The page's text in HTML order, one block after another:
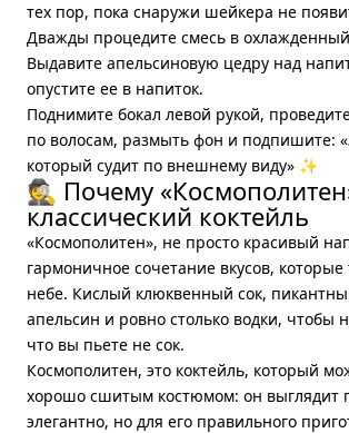
тех пор, пока снаружи шейкера не
Дважды процедите смесь в
Выдавите апельсиновую цедру над
опустите ее в напиток.
Поднимите бокал левой рукой,
по волосам, размыть фон и подпишите:
который судит по внешнему виду» ✨
🕵️ Почему
классический коктейль
«Космополитен», не просто красивый
гармоничное сочетание вкусов,
небе. Кислый клюквенный сок,
апельсин и ровно столько водки, чтобы
что вы пьете не сок.
Космополитен, это коктейль, который
хорошо сшитым костюмом: он выглядит
элегантно, но для его правильного